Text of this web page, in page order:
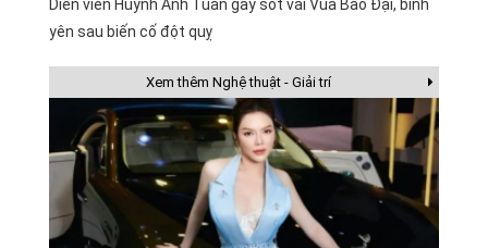
Diễn viên Huỳnh Anh Tuấn gây sốt vai Vua Bảo Đại, bình
yên sau biến cố đột quỵ
Xem thêm Nghệ thuật - Giải trí